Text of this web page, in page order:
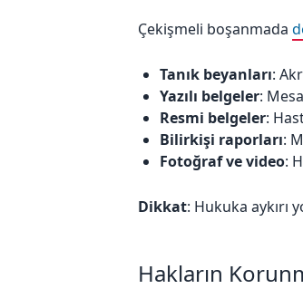
Çekişmeli boşanmada
Tanık beyanları:
Yazılı belgeler:
Resmi belgeler:
Bilirkişi raporları:
Fotoğraf ve video:
Dikkat: Hukuka aykırı
Hakların